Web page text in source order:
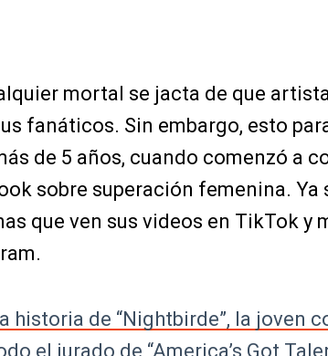
mortal se jacta de que
fanáticos. Sin embargo, esto
de 5 años, cuando comenzó a
sobre superación femenina. Ya
que ven sus videos en TikTok y
historia de “Nightbirde”, la joven
el jurado de “America’s Got